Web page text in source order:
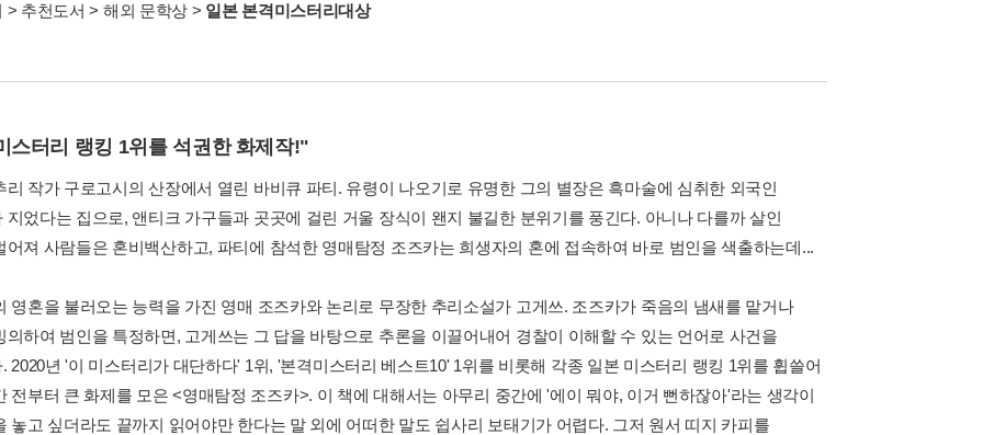
> 추천도서 > 해외 문학상 > 일본 본격미스터리대상
스터리 랭킹 1위를 석권한 화제작!"
리 작가 구로고시의 산장에서 열린 바비큐 파티. 유령이 나오기로 유명한 그의 별장은 흑마술에 심취한 외국인
지었다는 집으로, 앤티크 가구들과 곳곳에 걸린 거울 장식이 왠지 불길한 분위기를 풍긴다. 아니나 다를까 살인
어져 사람들은 혼비백산하고, 파티에 참석한 영매탐정 조즈카는 희생자의 혼에 접속하여 바로 범인을 색출하는데...
영혼을 불러오는 능력을 가진 영매 조즈카와 논리로 무장한 추리소설가 고게쓰. 조즈카가 죽음의 냄새를 맡거나
의하여 범인을 특정하면, 고게쓰는 그 답을 바탕으로 추론을 이끌어내어 경찰이 이해할 수 있는 언어로 사건을
2020년 '이 미스터리가 대단하다' 1위, '본격미스터리 베스트10' 1위를 비롯해 각종 일본 미스터리 랭킹 1위를 휩쓸어
전부터 큰 화제를 모은 <영매탐정 조즈카>. 이 책에 대해서는 아무리 중간에 '에이 뭐야, 이거 뻔하잖아'라는 생각이
놓고 싶더라도 끝까지 읽어야만 한다는 말 외에 어떠한 말도 쉽사리 보태기가 어렵다. 그저 원서 띠지 카피를